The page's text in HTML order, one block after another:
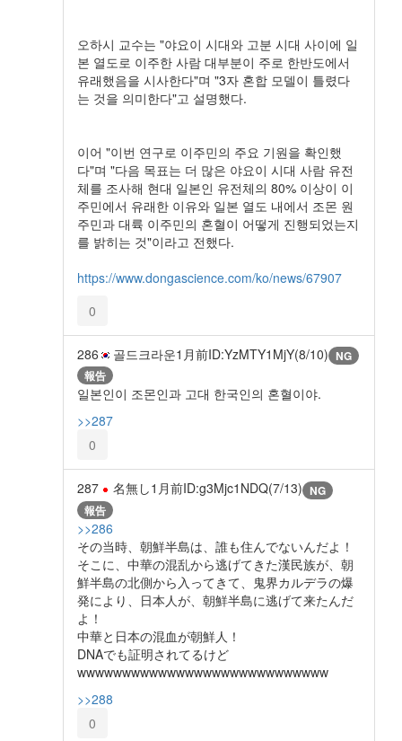
오하시 교수는 "야요이 시대와 고분 시대 사이에 일
본 열도로 이주한 사람 대부분이 주로 한반도에서
유래했음을 시사한다"며 "3자 혼합 모델이 틀렸다
는 것을 의미한다"고 설명했다.
이어 "이번 연구로 이주민의 주요 기원을 확인했
다"며 "다음 목표는 더 많은 야요이 시대 사람 유전
체를 조사해 현대 일본인 유전체의 80% 이상이 이
주민에서 유래한 이유와 일본 열도 내에서 조몬 원
주민과 대륙 이주민의 혼혈이 어떻게 진행되었는지
를 밝히는 것"이라고 전했다.
https://www.dongascience.com/ko/news/67907
0
286 골드크라운1月前ID:YzMTY1MjY(8/10) NG
報告
일본인이 조몬인과 고대 한국인의 혼혈이야.
>>287
0
287 名無し1月前ID:g3Mjc1NDQ(7/13) NG
報告
>>286
その当時、朝鮮半島は、誰も住んでないんだよ！
そこに、中華の混乱から逃げてきた漢民族が、朝
鮮半島の北側から入ってきて、鬼界カルデラの爆
発により、日本人が、朝鮮半島に逃げて来たんだ
よ！
中華と日本の混血が朝鮮人！
DNAでも証明されてるけど
wwwwwwwwwwwwwwwwwwwwwwwwwwww
>>288
0